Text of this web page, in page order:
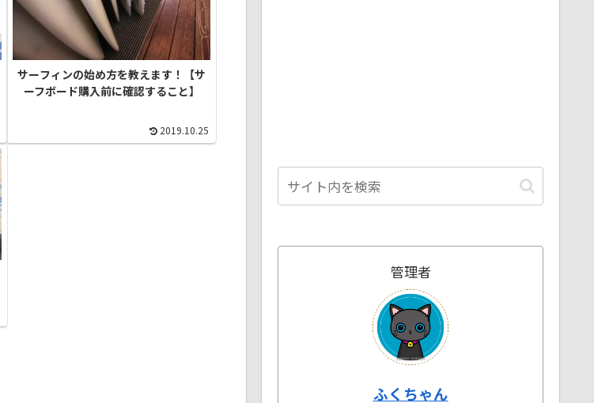
サーフィンの始め方を教えます！【サ
ーフボード購入前に確認すること】
2019.10.25
管理者
ふくちゃん